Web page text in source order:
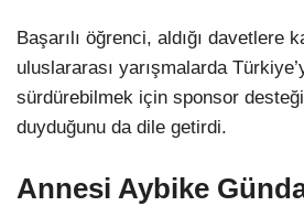
Başarılı öğrenci, aldığı davetlere
uluslararası yarışmalarda
sürdürebilmek için sponsor
duyduğunu da dile getirdi.
Annesi Aybike